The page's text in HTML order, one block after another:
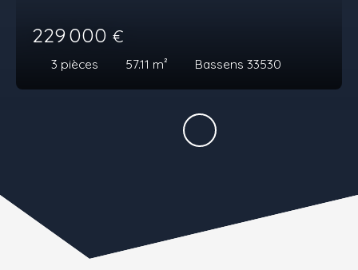
229 000 €
3 pièces 57.11 m² Bassens 33530